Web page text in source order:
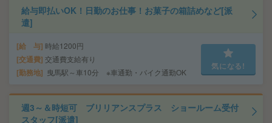
給与即払いOK！日勤のお仕事！お菓子の箱詰めなど[派
遣]
給 与 時給1200円
交通費 交通費支給有り
勤務地 曳馬駅～車10分 ※車通勤・バイク通勤OK
気になる!
週3～＆時短可 ブリリアンスプラス ショールーム受付
スタッフ[派遣]